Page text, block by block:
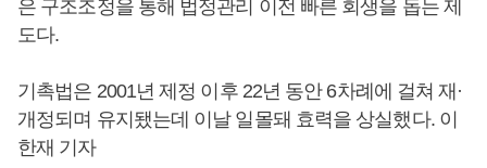
은 구조조정을 통해 법정관리 이전 빠른 회생을 돕는 제
도다.
기촉법은 2001년 제정 이후 22년 동안 6차례에 걸쳐 재·
개정되며 유지됐는데 이날 일몰돼 효력을 상실했다. 이
한재 기자